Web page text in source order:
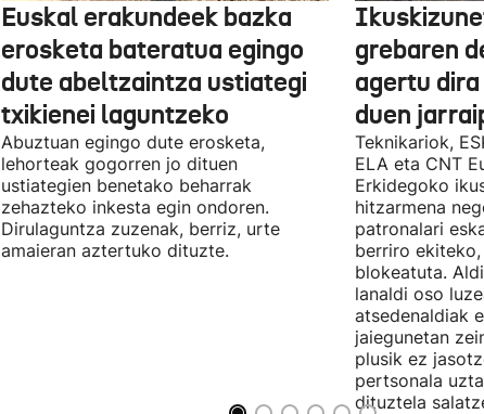
Euskal erakundeek bazka
erosketa bateratua egingo
dute abeltzaintza ustiategi
txikienei laguntzeko
Abuztuan egingo dute erosketa,
lehorteak gogorren jo dituen
ustiategien benetako beharrak
zehazteko inkesta egin ondoren.
Dirulaguntza zuzenak, berriz, urte
amaieran aztertuko dituzte.
grebaren
agertu
duen
Teknikariok,
ELA eta CNT
Erkidegoko
hitzarmena
patronalari
berriro
blokeatuta.
lanaldi oso
atsedenaldiak
jaiegunetan
plusik ez
pertsonala
dituztela